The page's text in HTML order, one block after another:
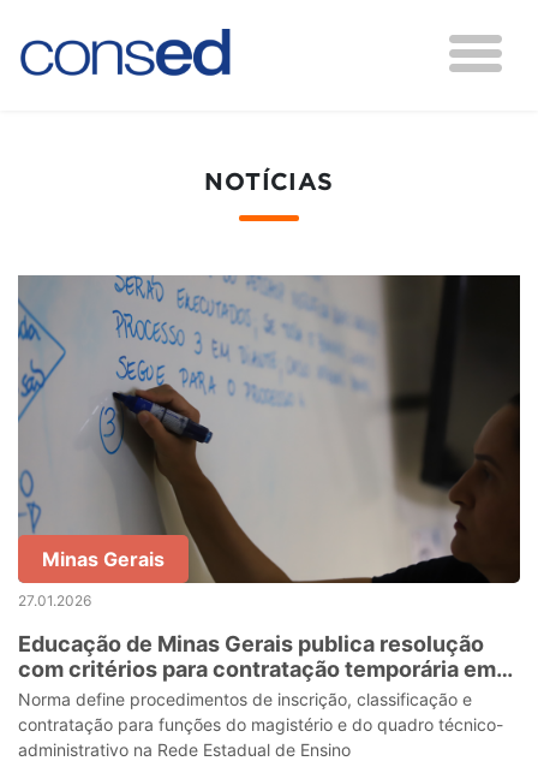
NOTÍCIAS
Minas Gerais
27.01.2026
Educação de Minas Gerais publica resolução
com critérios para contratação temporária em
escolas indígenas
Norma define procedimentos de inscrição, classificação e
contratação para funções do magistério e do quadro técnico-
administrativo na Rede Estadual de Ensino